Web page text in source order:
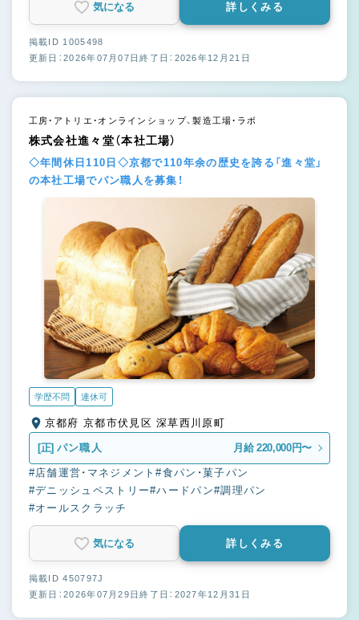
気になる 詳しくみる
掲載ID 1005498
更新日：2026年07月07日終了日：2026年12月21日
工房・アトリエ・オンラインショップ、製造工場・ラボ
株式会社進々堂（本社工場）
◇年間休日110日◇京都で110年余の歴史を誇る「進々堂」
の本社工場でパン職人を募集！
学歴不問 連休可
京都府 京都市伏見区 深草西川原町
[正] パン職人 月給 220,000円〜
#店舗運営・マネジメント#食パン・菓子パン
#デニッシュペストリー#ハードパン#調理パン
#オールスクラッチ
気になる 詳しくみる
掲載ID 450797J
更新日：2026年07月29日終了日：2027年12月31日